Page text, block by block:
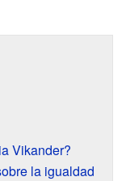
Vikander?
la igualdad